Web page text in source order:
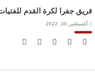
فريق جفرا لكرة القدم
أغسطس 30, 2022